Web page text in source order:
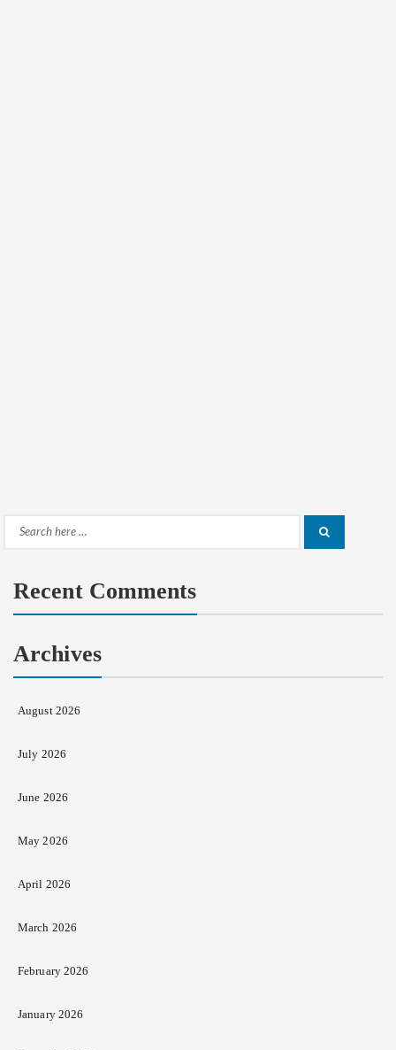
Search
Recent Comments
Archives
August 2026
July 2026
June 2026
May 2026
April 2026
March 2026
February 2026
January 2026